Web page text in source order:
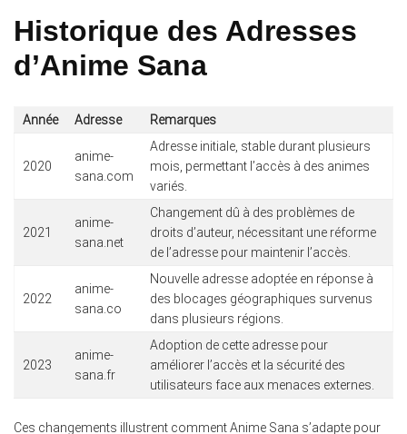
Historique des Adresses
d’Anime Sana
Année Adresse Remarques
2020
anime-
sana.com
Adresse initiale, stable durant plusieurs
mois, permettant l’accès à des animes
variés.
2021
anime-
sana.net
Changement dû à des problèmes de
droits d’auteur, nécessitant une réforme
de l’adresse pour maintenir l’accès.
2022
anime-
sana.co
Nouvelle adresse adoptée en réponse à
des blocages géographiques survenus
dans plusieurs régions.
2023
anime-
sana.fr
Adoption de cette adresse pour
améliorer l’accès et la sécurité des
utilisateurs face aux menaces externes.
Ces changements illustrent comment Anime Sana s’adapte pour